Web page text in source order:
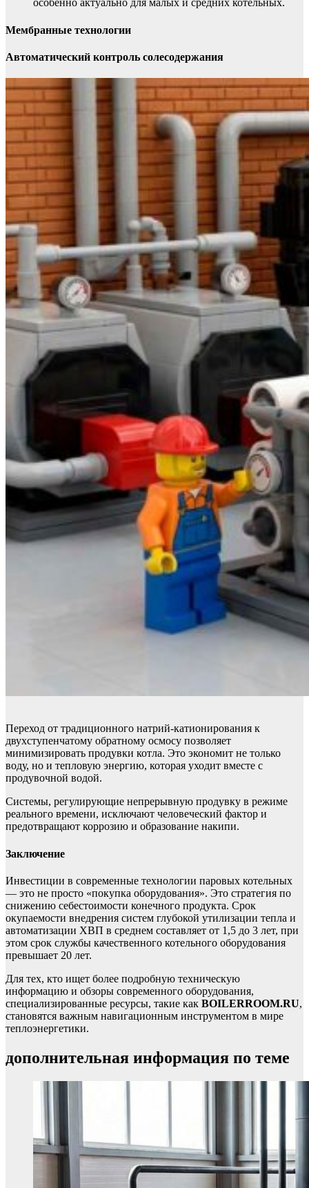
особенно актуально для малых и средних котельных.
Мембранные технологии
Автоматический контроль солесодержания
Переход от традиционного натрий-катионирования к
двухступенчатому обратному осмосу позволяет
минимизировать продувки котла. Это экономит не только
воду, но и тепловую энергию, которая уходит вместе с
продувочной водой.
Системы, регулирующие непрерывную продувку в режиме
реального времени, исключают человеческий фактор и
предотвращают коррозию и образование накипи.
Заключение
Инвестиции в современные технологии паровых котельных
— это не просто «покупка оборудования». Это стратегия по
снижению себестоимости конечного продукта. Срок
окупаемости внедрения систем глубокой утилизации тепла и
автоматизации ХВП в среднем составляет от 1,5 до 3 лет, при
этом срок службы качественного котельного оборудования
превышает 20 лет.
Для тех, кто ищет более подробную техническую
информацию и обзоры современного оборудования,
специализированные ресурсы, такие как BOILERROOM.RU,
становятся важным навигационным инструментом в мире
теплоэнергетики.
дополнительная информация по теме